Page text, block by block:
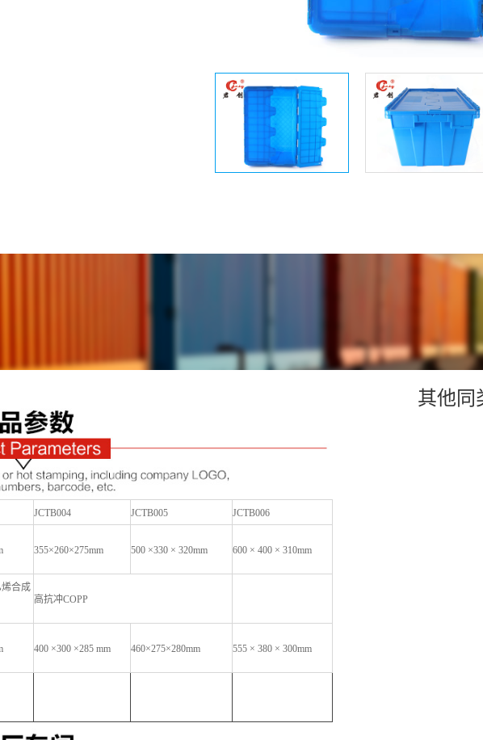
JCTB004 JCTB005 JCTB006
355×260×275mm 500 ×330 × 320mm 600 × 400 × 310mm
合成
高抗冲COPP
400 ×300 ×285 mm 460×275×280mm 555 × 380 × 300mm
其他同